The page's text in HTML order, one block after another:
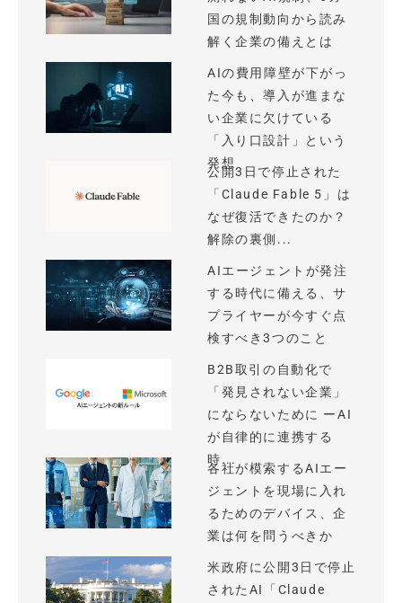
国の規制動向から読み
解く企業の備えとは
AIの費用障壁が下がっ
た今も、導入が進まな
い企業に欠けている
「入り口設計」という
発想
公開3日で停止された
「Claude Fable 5」は
なぜ復活できたのか？
解除の裏側...
AIエージェントが発注
する時代に備える、サ
プライヤーが今すぐ点
検すべき3つのこと
B2B取引の自動化で
「発見されない企業」
にならないために ーAI
が自律的に連携する
時...
各社が模索するAIエー
ジェントを現場に入れ
るためのデバイス、企
業は何を問うべきか
米政府に公開3日で停止
されたAI「Claude